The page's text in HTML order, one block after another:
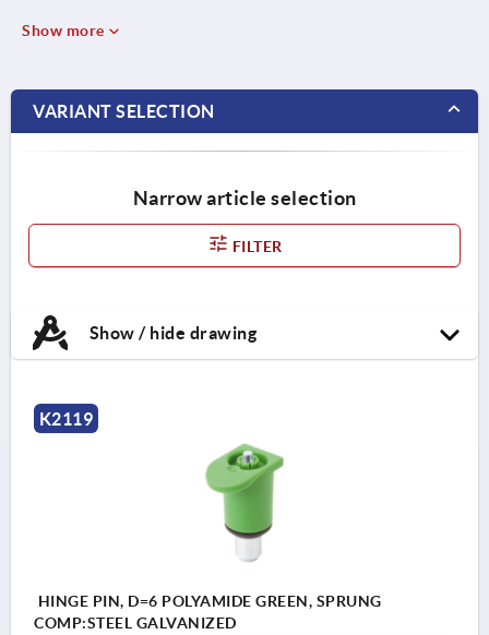
Show more
VARIANT SELECTION
Narrow article selection
FILTER
Show / hide drawing
K2119
HINGE PIN, D=6 POLYAMIDE GREEN, SPRUNG
COMP:STEEL GALVANIZED